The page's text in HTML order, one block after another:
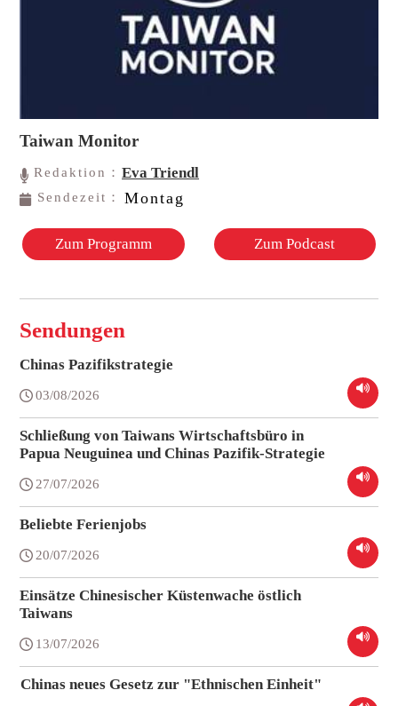
Taiwan Monitor
Redaktion：Eva Triendl
Sendezeit： Montag
Zum Programm Zum Podcast
Sendungen
Chinas Pazifikstrategie
03/08/2026
Schließung von Taiwans Wirtschaftsbüro in
Papua Neuguinea und Chinas Pazifik-Strategie
27/07/2026
Beliebte Ferienjobs
20/07/2026
Einsätze Chinesischer Küstenwache östlich
Taiwans
13/07/2026
Chinas neues Gesetz zur "Ethnischen Einheit"